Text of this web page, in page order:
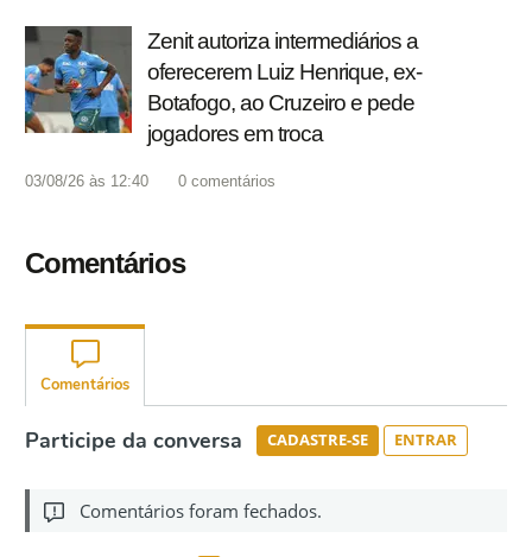
Zenit autoriza intermediários a
oferecerem Luiz Henrique, ex-
Botafogo, ao Cruzeiro e pede
jogadores em troca
03/08/26 às 12:40 0 comentários
Comentários